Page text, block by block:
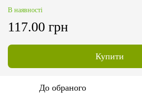
В наявності
117.00 грн
Купити
До обраного